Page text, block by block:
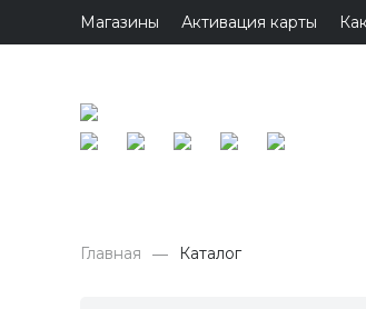
Магазины Активация карты
Главная Каталог